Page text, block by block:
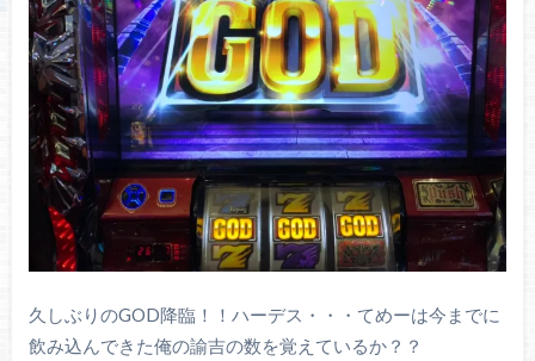
久しぶりのGOD降臨！！ハーデス・・・てめーは今までに
飲み込んできた俺の諭吉の数を覚えているか？？